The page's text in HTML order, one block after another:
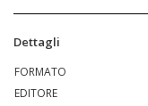
Dettagli
FORMATO
EDITORE